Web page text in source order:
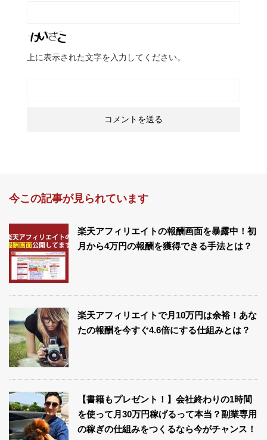
上に表示された文字を入力してください。
今この記事が見られています
楽天アフィリエイトの報酬画面を暴露中！初
月から4万円の報酬を獲得できる手法とは？
楽天アフィリエイトで月10万円は余裕！あな
たの報酬を今すぐ4.6倍にする仕組みとは？
【書籍もプレゼント！】会社終わりの1時間
を使って月30万円稼げるって本当？副業専用
の稼ぎの仕組みをつくるなら今がチャンス！